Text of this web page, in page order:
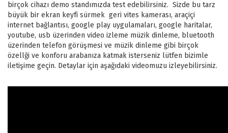
birçok cihazı demo standımızda test edebilirsiniz. Sizde bu tarz
büyük bir ekran keyfi sürmek geri vites kamerası, araçiçi
internet bağlantısı, google play uygulamaları, google haritalar,
youtube, usb üzerinden video izleme müzik dinleme, bluetooth
üzerinden telefon görüşmesi ve müzik dinleme gibi birçok
özellği ve konforu arabanıza katmak isterseniz lütfen bizimle
iletişime geçin. Detaylar için aşağıdaki videomuzu izleyebilirsiniz.